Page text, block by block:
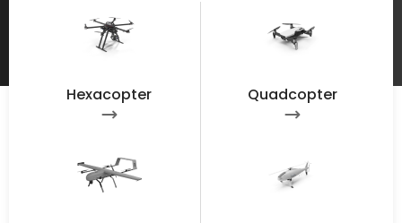
Hexacopter Quadcopter